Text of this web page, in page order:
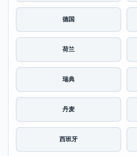
德国
荷兰
瑞典
丹麦
西班牙